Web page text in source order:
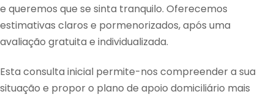
e queremos que se sinta tranquilo. Oferecemos
estimativas claros e pormenorizados, após uma
avaliação gratuita e individualizada.
Esta consulta inicial permite-nos compreender a sua
situação e propor o plano de apoio domiciliário mais